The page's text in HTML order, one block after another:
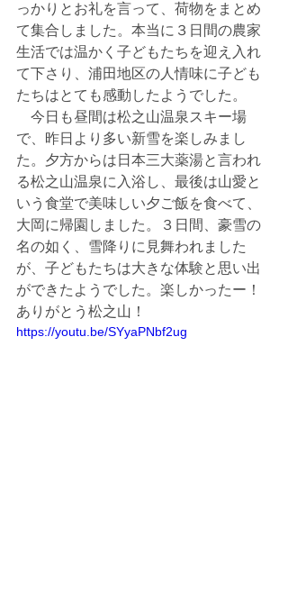
っかりとお礼を言って、荷物をまとめ
て集合しました。本当に３日間の農家
生活では温かく子どもたちを迎え入れ
て下さり、浦田地区の人情味に子ども
たちはとても感動したようでした。
今日も昼間は松之山温泉スキー場
で、昨日より多い新雪を楽しみまし
た。夕方からは日本三大薬湯と言われ
る松之山温泉に入浴し、最後は山愛と
いう食堂で美味しい夕ご飯を食べて、
大岡に帰園しました。３日間、豪雪の
名の如く、雪降りに見舞われました
が、子どもたちは大きな体験と思い出
ができたようでした。楽しかったー！
ありがとう松之山！
https://youtu.be/SYyaPNbf2ug